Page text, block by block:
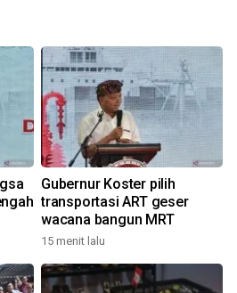
Gubernur Koster pilih
transportasi ART geser
wacana bangun MRT
15 menit lalu